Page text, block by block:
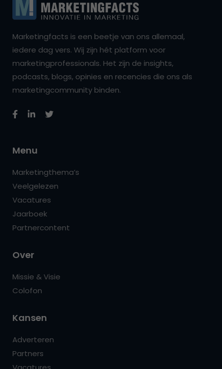
Marketingfacts is een beetje van ons allemaal,
iedere dag vers. Wij zijn hét platform voor
marketingprofessionals. Het zijn de insights,
podcasts, blogs, opinies en recencies die ons als
marketingcommunity binden.
Menu
Marketingthema’s
Veelgelezen
Vacatures
Jaarboek
Partnercontent
Over
Missie & Visie
Colofon
Kansen
Adverteren
Partners